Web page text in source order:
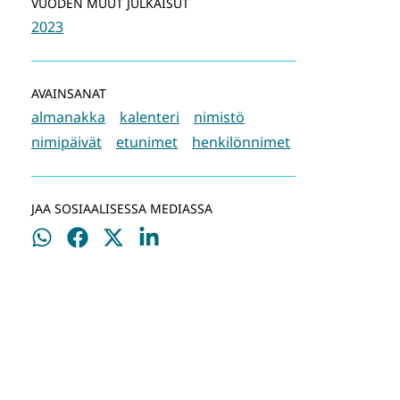
2023
AVAINSANAT
almanakka kalenteri
nimistö
nimipäivät
etunimet henkilönnimet
JAA SOSIAALISESSA MEDIASSA
Jaa
Jaa
Jaa
Jaa